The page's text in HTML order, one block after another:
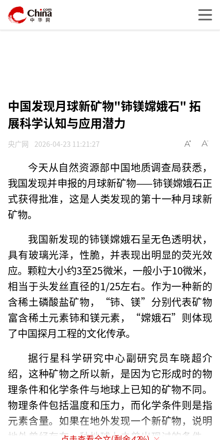
中国发现月球新矿物"铈镁嫦娥石" 拓
展科学认知与应用潜力
央广网 2026-04-23 11:21:27
今天从自然资源部中国地质调查局获悉，
我国发现并申报的月球新矿物——铈镁嫦娥石正
式获得批准，这是人类发现的第十一种月球新
矿物。
我国新发现的铈镁嫦娥石呈无色透明状，
具有玻璃光泽，性脆，并表现出明显的荧光效
应。颗粒大小约3至25微米，一般小于10微米，
相当于头发丝直径的1/25左右。作为一种新的
含稀土磷酸盐矿物，“铈、镁”分别代表矿物
富含稀土元素铈和镁元素，“嫦娥石”则体现
了中国探月工程的文化传承。
据行星科学研究中心副研究员车晓超介
绍，这种矿物之所以新，是因为它形成时的物
理条件和化学条件与地球上已知的矿物不同。
物理条件包括温度和压力，而化学条件则是指
元素含量。如果在地外发现一个新矿物，说明
地外曾经存在一种地球上未曾出现过的条件。